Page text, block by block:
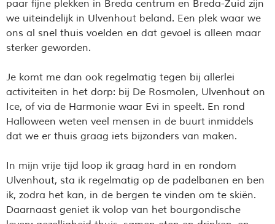
paar fijne plekken in Breda centrum en Breda-Zuid zijn
we uiteindelijk in Ulvenhout beland. Een plek waar we
ons al snel thuis voelden en dat gevoel is alleen maar
sterker geworden.
Je komt me dan ook regelmatig tegen bij allerlei
activiteiten in het dorp: bij De Rosmolen, Ulvenhout on
Ice, of via de Harmonie waar Evi in speelt. En rond
Halloween weten veel mensen in de buurt inmiddels
dat we er thuis graag iets bijzonders van maken.
In mijn vrije tijd loop ik graag hard in en rondom
Ulvenhout, sta ik regelmatig op de padelbanen en ben
ik, zodra het kan, in de bergen te vinden om te skiën.
Daarnaast geniet ik volop van het bourgondische